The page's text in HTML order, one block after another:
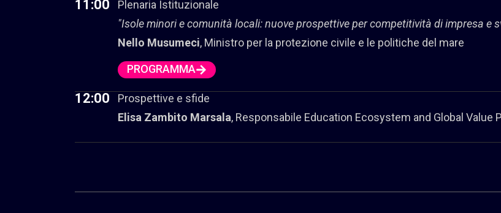
11:00
Plenaria Istituzionale
"Isole minori e comunità locali: nuove prospettive per competitività di impresa e
Nello Musumeci, Ministro per la protezione civile e le politiche del mare
PROGRAMMA
12:00
Prospettive e sfide
Elisa Zambito Marsala, Responsabile Education Ecosystem and Global Value